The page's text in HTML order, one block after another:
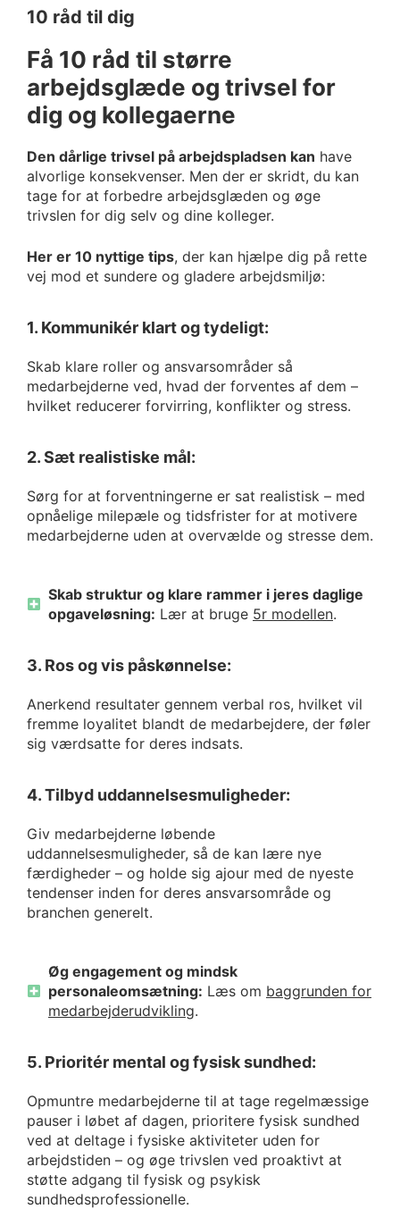
10 råd til dig
Få 10 råd til større
arbejdsglæde og trivsel for
dig og kollegaerne
Den dårlige trivsel på arbejdspladsen kan have
alvorlige konsekvenser. Men der er skridt, du kan
tage for at forbedre arbejdsglæden og øge
trivslen for dig selv og dine kolleger.
Her er 10 nyttige tips, der kan hjælpe dig på rette
vej mod et sundere og gladere arbejdsmiljø:
1. Kommunikér klart og tydeligt:
Skab klare roller og ansvarsområder så
medarbejderne ved, hvad der forventes af dem –
hvilket reducerer forvirring, konflikter og stress.
2. Sæt realistiske mål:
Sørg for at forventningerne er sat realistisk – med
opnåelige milepæle og tidsfrister for at motivere
medarbejderne uden at overvælde og stresse dem.
Skab struktur og klare rammer i jeres daglige
opgaveløsning: Lær at bruge 5r modellen.
3. Ros og vis påskønnelse:
Anerkend resultater gennem verbal ros, hvilket vil
fremme loyalitet blandt de medarbejdere, der føler
sig værdsatte for deres indsats.
4. Tilbyd uddannelsesmuligheder:
Giv medarbejderne løbende
uddannelsesmuligheder, så de kan lære nye
færdigheder – og holde sig ajour med de nyeste
tendenser inden for deres ansvarsområde og
branchen generelt.
Øg engagement og mindsk
personaleomsætning: Læs om baggrunden for
medarbejderudvikling.
5. Prioritér mental og fysisk sundhed:
Opmuntre medarbejderne til at tage regelmæssige
pauser i løbet af dagen, prioritere fysisk sundhed
ved at deltage i fysiske aktiviteter uden for
arbejdstiden – og øge trivslen ved proaktivt at
støtte adgang til fysisk og psykisk
sundhedsprofessionelle.